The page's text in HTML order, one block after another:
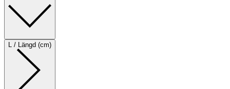
L / Längd (cm)